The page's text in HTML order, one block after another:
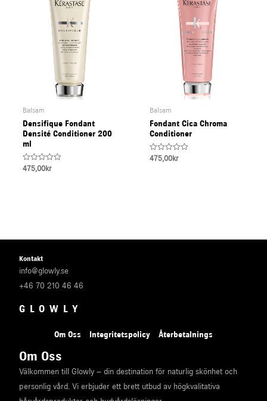
Balsam
Densifique Fondant
Densité Conditioner 200
ml
Rated
475,00kr
Balsam
Fondant Cica Chroma
Conditioner
Rated
475,00kr
Kontakt
info@glowly.se
+46 70 210 46 46
GLOWLY
Om Oss Integritetspolicy Återbetalnings
Om Oss
Välkommen till Glowly – din destination för naturlig skönhet och
personlig vård. Vi erbjuder ett brett utbud av högkvalitativa